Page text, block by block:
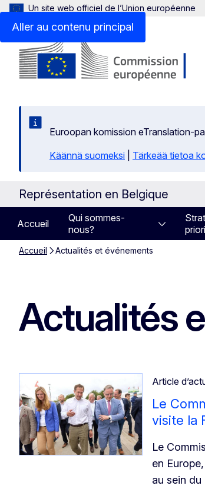
Aller au contenu principal
Un site web officiel de l’Union européenne
Euroopan komission eTranslation-
Käännä suomeksi
Tärkeää tietoa
Représentation en Belgique
Accueil
Qui sommes-
nous?
Accueil Actualités et événements
Actualités
Article
Le
visite la
Le
en
au sein